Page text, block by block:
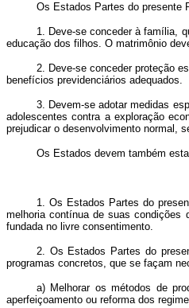
Os Estados Partes do presente
1. Deve-se conceder à família,
educação dos filhos. O matrimônio
2. Deve-se conceder proteção
benefícios previdenciários adequados.
3. Devem-se adotar medidas
adolescentes contra a exploração
prejudicar o desenvolvimento normal,
Os Estados devem também
1. Os Estados Partes do
melhoria contínua de suas condições
fundada no livre consentimento.
2. Os Estados Partes do
programas concretos, que se façam
a) Melhorar os métodos de
aperfeiçoamento ou reforma dos